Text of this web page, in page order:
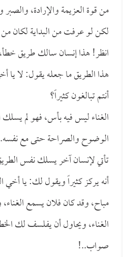
من قوة العزيمة والإرادة،
لكن لو عرفت من البداية لكان
انظر! هذا إنسان سالك طريق
هذا الطريق ما جعله يقول: لا يا
أنتم تبالغون كثيراً؟
الغناء ليس فيه بأس، فهو لم
الوضوح والصراحة حتى مع نفسه.
تأتي لإنسان آخر يسلك نفس
أنه يركز كثيراً ويقول لك: يا أخي
مباح، وقد كان فلان يسمع الغناء،
الغناء، ويحاول أن يفلسف لك
صواب..!